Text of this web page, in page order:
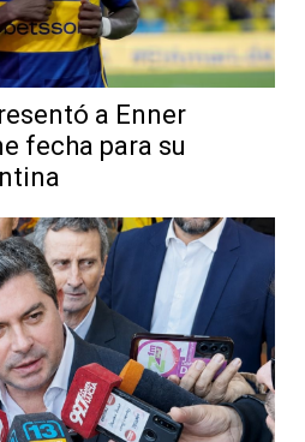
a Enner
fecha para su